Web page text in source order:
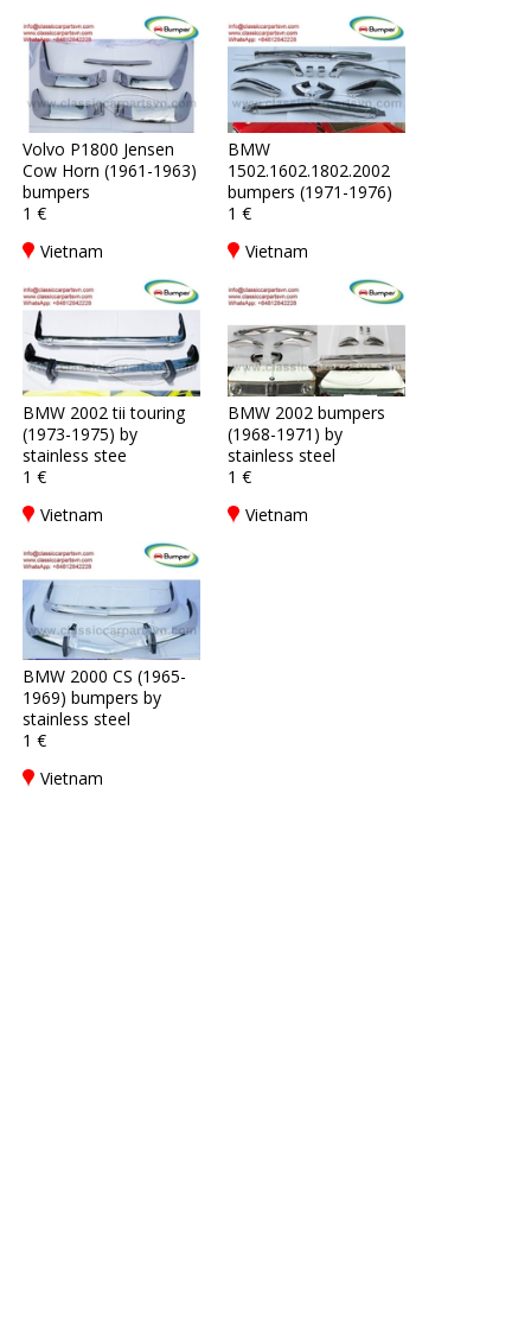
Volvo P1800 Jensen
Cow Horn (1961-1963)
bumpers
1 €
Vietnam
BMW
1502.1602.1802.2002
bumpers (1971-1976)
1 €
Vietnam
BMW 2002 tii touring
(1973-1975) by
stainless stee
1 €
Vietnam
BMW 2002 bumpers
(1968-1971) by
stainless steel
1 €
Vietnam
BMW 2000 CS (1965-
1969) bumpers by
stainless steel
1 €
Vietnam